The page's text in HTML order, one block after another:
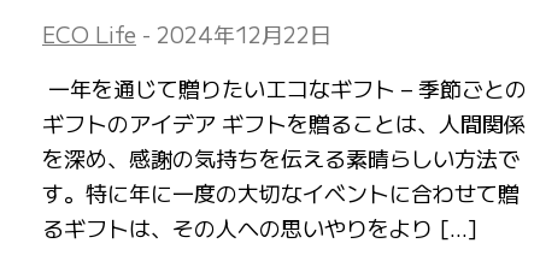
ECO Life - 2024年12月22日
一年を通じて贈りたいエコなギフト – 季節ごとの
ギフトのアイデア ギフトを贈ることは、人間関係
を深め、感謝の気持ちを伝える素晴らしい方法で
す。特に年に一度の大切なイベントに合わせて贈
るギフトは、その人への思いやりをより […]